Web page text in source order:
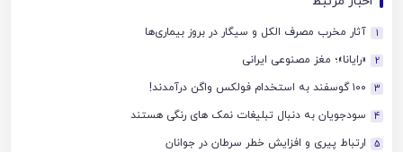
1 آثار مخرب مصرف الکل و سیگار در بروز بیماری‌ها
2 «رایانا»؛ مغز مصنوعی ایرانی
3 ۱۰۰ گوسفند به استخدام فولکس واگن درآمدند!
4 سودجویان به دنبال تبلیغات نمک های رنگی هستند
5 ارتباط پیری و افزایش خطر سرطان در جوانان